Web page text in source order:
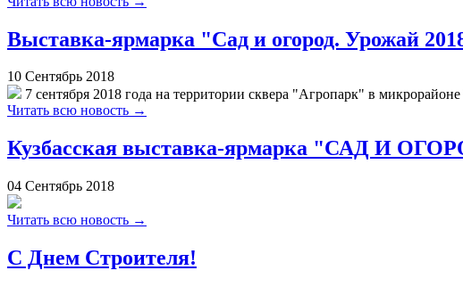
Выставка-ярмарка "Сад и огород. Урожай
10 Сентябрь 2018
7 сентября 2018 года на территории сквера "Агропарк" в
Читать всю новость →
Кузбасская выставка-ярмарка "САД И
04 Сентябрь 2018
Читать всю новость →
С Днем Строителя!